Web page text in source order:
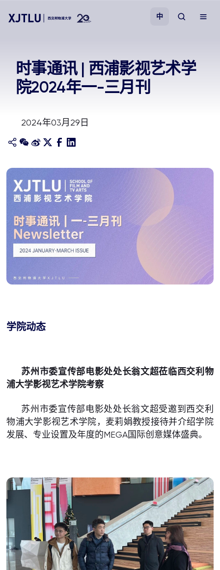
招生
学院
校园生活
关于我们
中
时事通讯 | 西浦影视艺术学
院2024年一-三月刊
2024年03月29日
学院动态
苏州市委宣传部电影处处长翁文超莅临西交利物
浦大学影视艺术学院考察
苏州市委宣传部电影处处长翁文超受邀到西交利
物浦大学影视艺术学院，麦莉娟教授接待并介绍学院
发展、专业设置及年度的MEGA国际创意媒体盛典。